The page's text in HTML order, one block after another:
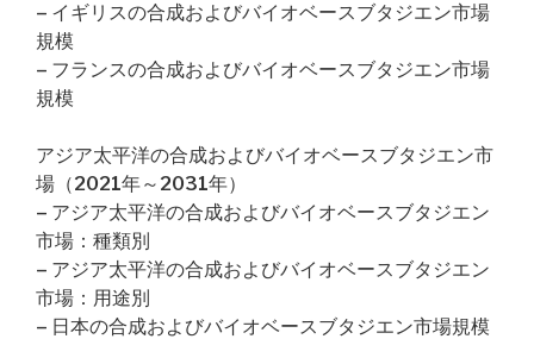
– イギリスの合成およびバイオベースブタジエン市場
規模
– フランスの合成およびバイオベースブタジエン市場
規模
アジア太平洋の合成およびバイオベースブタジエン市
場（2021年～2031年）
– アジア太平洋の合成およびバイオベースブタジエン
市場：種類別
– アジア太平洋の合成およびバイオベースブタジエン
市場：用途別
– 日本の合成およびバイオベースブタジエン市場規模